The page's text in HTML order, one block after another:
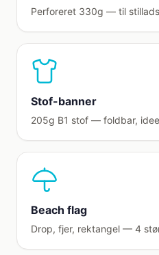
Perforeret 330g — til
Stof-banner
205g B1 stof — foldbar,
Beach flag
Drop, fjer, rektangel — 4